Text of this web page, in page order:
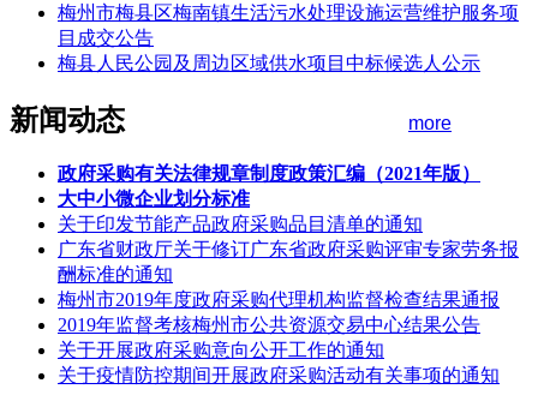
梅州市梅县区梅南镇生活污水处理设施运营维护服务项
目成交公告
梅县人民公园及周边区域供水项目中标候选人公示
新闻动态 more
政府采购有关法律规章制度政策汇编（2021年版）
大中小微企业划分标准
关于印发节能产品政府采购品目清单的通知
广东省财政厅关于修订广东省政府采购评审专家劳务报
酬标准的通知
梅州市2019年度政府采购代理机构监督检查结果通报
2019年监督考核梅州市公共资源交易中心结果公告
关于开展政府采购意向公开工作的通知
关于疫情防控期间开展政府采购活动有关事项的通知